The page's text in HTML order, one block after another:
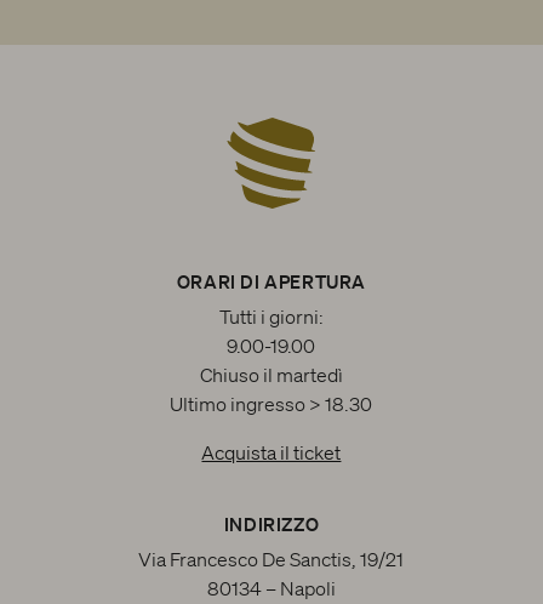
ORARI DI APERTURA
Tutti i giorni:
9.00-19.00
Chiuso il martedì
Ultimo ingresso > 18.30
Acquista il ticket
INDIRIZZO
Via Francesco De Sanctis, 19/21
80134 – Napoli